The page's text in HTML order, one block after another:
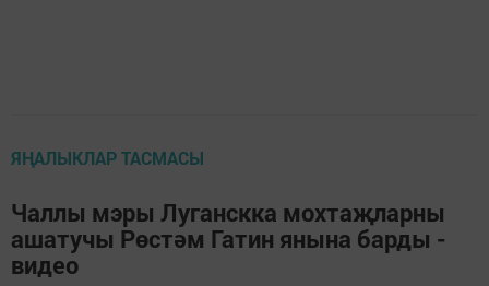
ЯҢАЛЫКЛАР ТАСМАСЫ
Чаллы мэры Луганскка мохтаҗларны
ашатучы Рөстәм Гатин янына барды -
видео